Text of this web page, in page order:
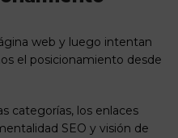
web y luego intentan
el posicionamiento desde
categorías, los enlaces
SEO y visión de